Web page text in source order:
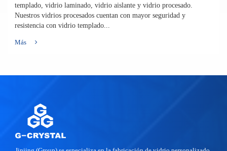
templado, vidrio laminado, vidrio aislante y vidrio procesado.
Nuestros vidrios procesados cuentan con mayor seguridad y
resistencia con vidrio templado...
Más